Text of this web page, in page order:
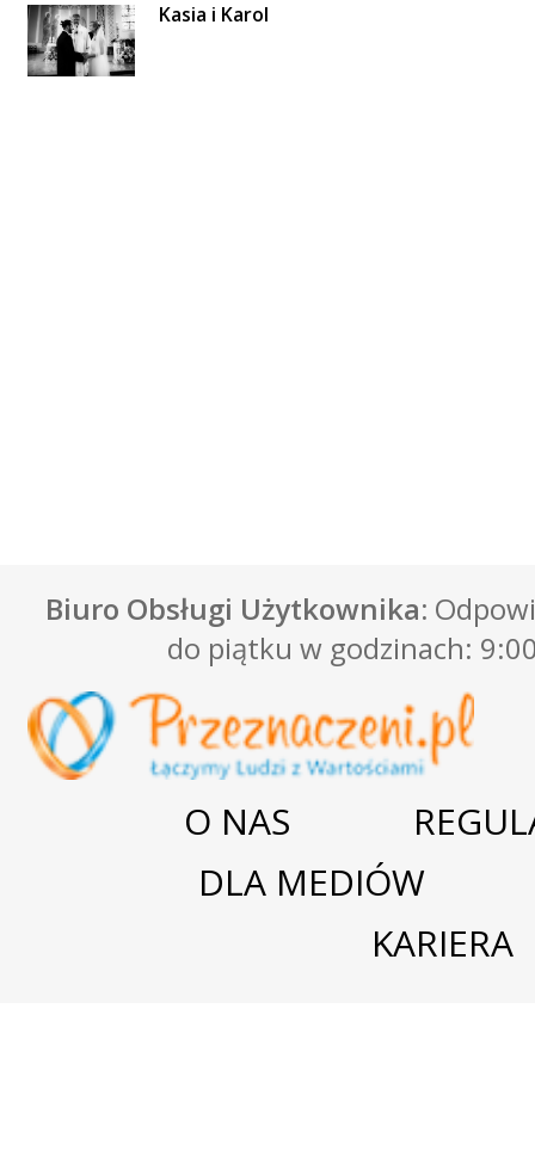
Kasia i Karol
Biuro Obsługi Użytkownika:
do piątku w godzinach:
O NAS
DLA MEDIÓW
KARIERA